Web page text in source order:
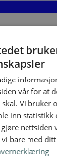
i Norsk
til
vår for at
Vi bruker
inn statistikk
nettsiden
vi bare med ditt